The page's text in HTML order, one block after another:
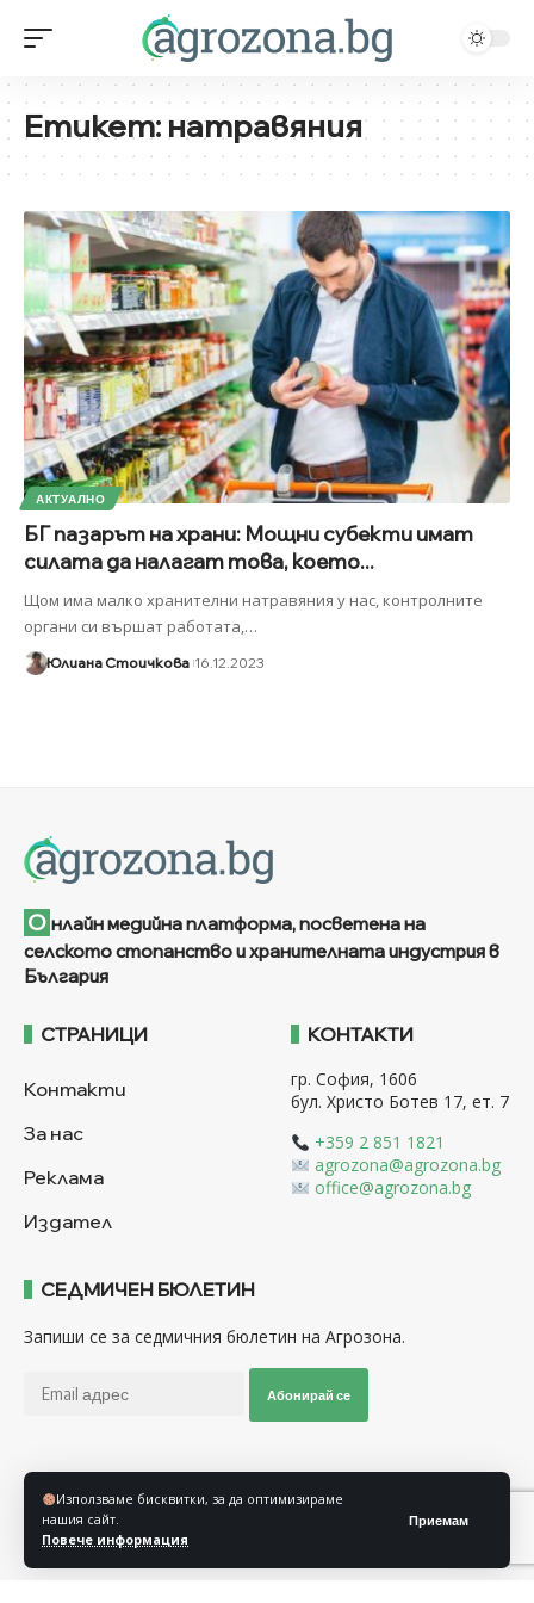
Използваме бисквитки, за да оптимизираме
нашия сайт.
Повече информация
Приемам
Етикет:натравяния
АКТУАЛНО
БГ пазарът на храни: Мощни субекти имат
силата да налагат това, което...
Щом има малко хранителни натравяния у нас, контролните
органи си вършат работата,…
Юлиана Стоичкова 16.12.2023
О нлайн медийна платформа, посветена на
селското стопанство и хранителната индустрия в
България
СТРАНИЦИ
Контакти
За нас
Реклама
Издател
КОНТАКТИ
гр. София, 1606
бул. Христо Ботев 17, ет. 7
+359 2 851 1821
agrozona@agrozona.bg
office@agrozona.bg
СЕДМИЧЕН БЮЛЕТИН
Запиши се за седмичния бюлетин на Агрозона.
Абонирай се
Последвайте ни